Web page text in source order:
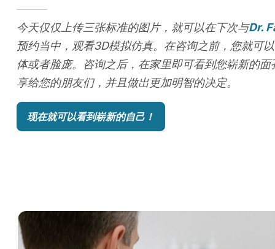
今天仅仅上传三张标准的图片，就可以在下次与Dr.
预约当中，观看3D模拟仿真。在咨询之前，您就可
体或者脸庞。咨询之后，在家里即可看到您崭新的
享给您的朋友们，并且做出更加明智的决定。
现在就可以看到崭新的自己！